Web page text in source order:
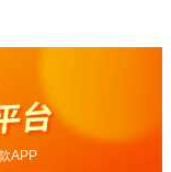
APP